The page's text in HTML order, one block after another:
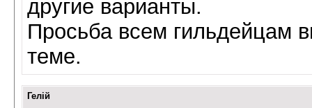
другие варианты.
Просьба всем гильдейцам
теме.
Гелій